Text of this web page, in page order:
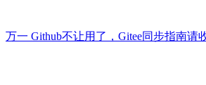
万一 Github不让用了，Gitee同步指南请